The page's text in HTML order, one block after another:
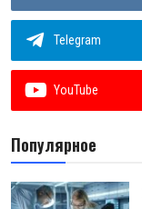
Telegram
YouTube
Популярное